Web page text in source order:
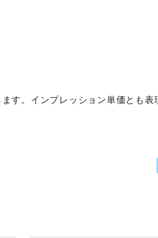
す。インプレッション単価とも表